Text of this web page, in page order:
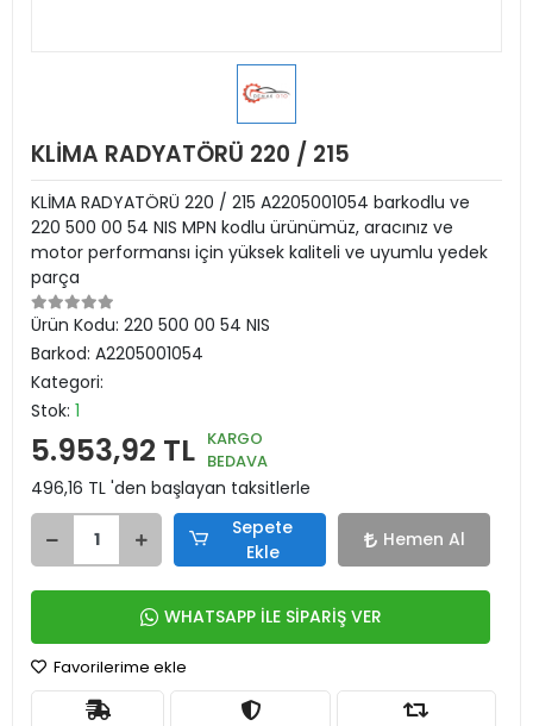
KLİMA RADYATÖRÜ 220 / 215
KLİMA RADYATÖRÜ 220 / 215 A2205001054 barkodlu ve
220 500 00 54 NIS MPN kodlu ürünümüz, aracınız ve
motor performansı için yüksek kaliteli ve uyumlu yedek
parça
Ürün Kodu: 220 500 00 54 NIS
Barkod: A2205001054
Kategori:
Stok: 1
5.953,92 TL KARGO
BEDAVA
496,16 TL 'den başlayan taksitlerle
Sepete
Ekle
Hemen Al
WHATSAPP İLE SİPARİŞ VER
Favorilerime ekle